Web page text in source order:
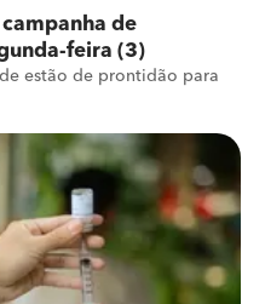
de
feira (3)
estão de prontidão para